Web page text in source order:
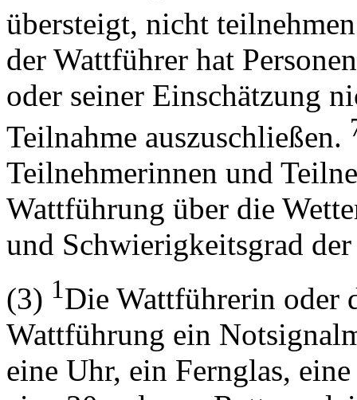
übersteigt, nicht
der Wattführer hat
oder seiner Einschätzung
Teilnahme auszuschließen.
Teilnehmerinnen und
Wattführung über die
und Schwierigkeitsgrad
(3) 1Die Wattführerin oder
Wattführung ein
eine Uhr, ein Fernglas,